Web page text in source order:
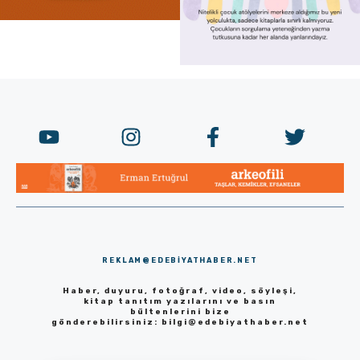
REKLAM@EDEBIYATHABER.NET
Haber, duyuru, fotoğraf, video, söyleşi,
kitap tanıtım yazılarını ve basın
bültenlerini bize
gönderebilirsiniz: bilgi@edebiyathaber.net